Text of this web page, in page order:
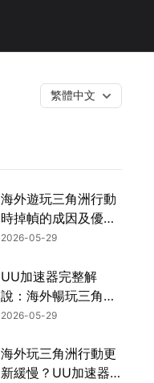
繁體中文
海外遊玩三角洲行動
時掉幀的成因及優化
方式完整剖析！
2026-05-29
UU加速器完整解
說：海外暢玩三角洲
行動告別卡頓！
2026-05-29
海外玩三角洲行動更
新緩慢？UU加速器